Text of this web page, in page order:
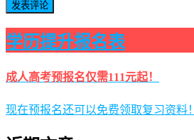
学历提升报名表
成人高考预报名仅需111元起！
现在预报名还可以免费领取复习资料！